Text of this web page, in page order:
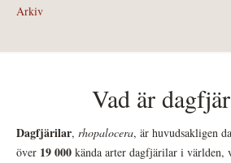
Arkiv
Vad är
Dagfjärilar, rhopalocera, är huvudsakligen
över 19 000 kända arter dagfjärilar i världen,